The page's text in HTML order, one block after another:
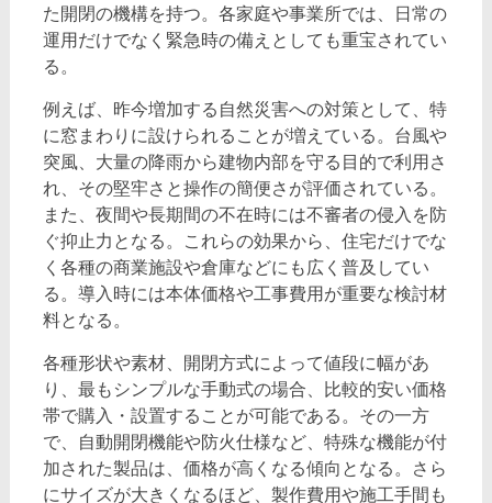
た開閉の機構を持つ。各家庭や事業所では、日常の
運用だけでなく緊急時の備えとしても重宝されてい
る。
例えば、昨今増加する自然災害への対策として、特
に窓まわりに設けられることが増えている。台風や
突風、大量の降雨から建物内部を守る目的で利用さ
れ、その堅牢さと操作の簡便さが評価されている。
また、夜間や長期間の不在時には不審者の侵入を防
ぐ抑止力となる。これらの効果から、住宅だけでな
く各種の商業施設や倉庫などにも広く普及してい
る。導入時には本体価格や工事費用が重要な検討材
料となる。
各種形状や素材、開閉方式によって値段に幅があ
り、最もシンプルな手動式の場合、比較的安い価格
帯で購入・設置することが可能である。その一方
で、自動開閉機能や防火仕様など、特殊な機能が付
加された製品は、価格が高くなる傾向となる。さら
にサイズが大きくなるほど、製作費用や施工手間も